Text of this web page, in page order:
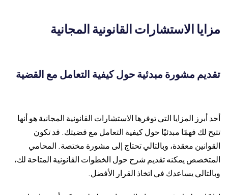
مزايا الاستشارات القانونية المجانية
تقديم مشورة مبدئية حول كيفية التعامل مع القضية
أحد أبرز المزايا التي توفرها الاستشارات القانونية المجانية هو أنها
تتيح لك فهمًا مبدئيًا حول كيفية التعامل مع قضيتك. قد تكون
القوانين معقدة، وبالتالي تحتاج إلى مشورة مختصة. المحامي
المتخصص يمكنه تقديم شرح حول الخطوات القانونية المتاحة لك،
وبالتالي يساعدك في اتخاذ القرار الأفضل.